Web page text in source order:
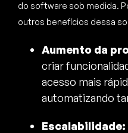
do software sob medida.
outros benefícios dessa
Aumento da
criar
acesso mais
automatizando
Escalabilidade: